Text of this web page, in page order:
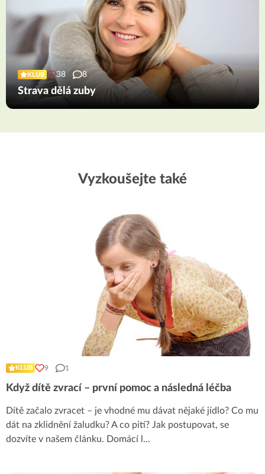
KLUB 38 8
Strava dělá zuby
Vyzkoušejte také
KLUB 9 1
Když dítě zvrací – první pomoc a následná léčba
Dítě začalo zvracet – je vhodné mu dávat nějaké jídlo? Co mu
dát na zklidnění žaludku? A co pití? Jak postupovat, se
dozvíte v našem článku. Domácí l ...